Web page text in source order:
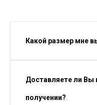
Какой размер мне
Доставляете ли Вы
получении?